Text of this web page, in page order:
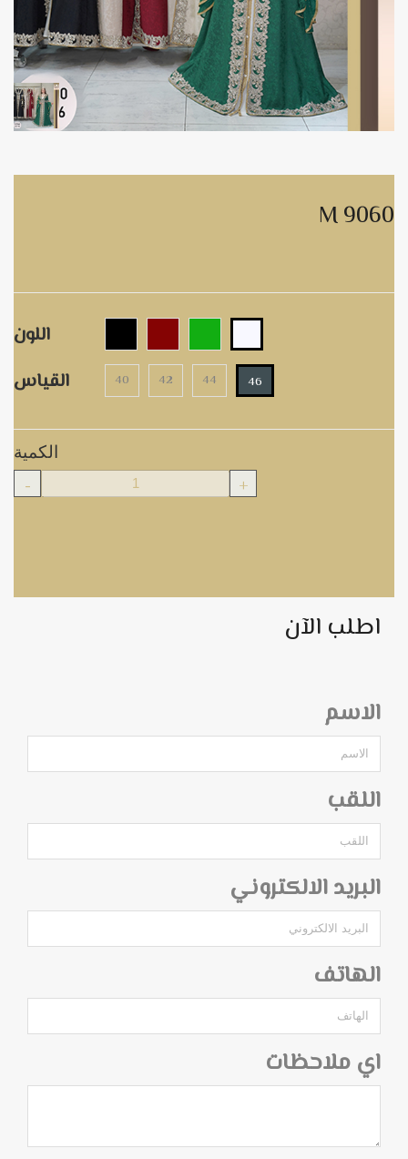
M 9060
اللون
القياس
40 42 44 46
الكمية
- +
اطلب الآن
الاسم
اللقب
البريد الالكتروني
الهاتف
اي ملاحظات